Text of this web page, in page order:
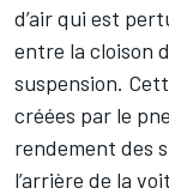
d’air qui est
entre la cloison
suspension.
créées par le
rendement des
l’arrière de la